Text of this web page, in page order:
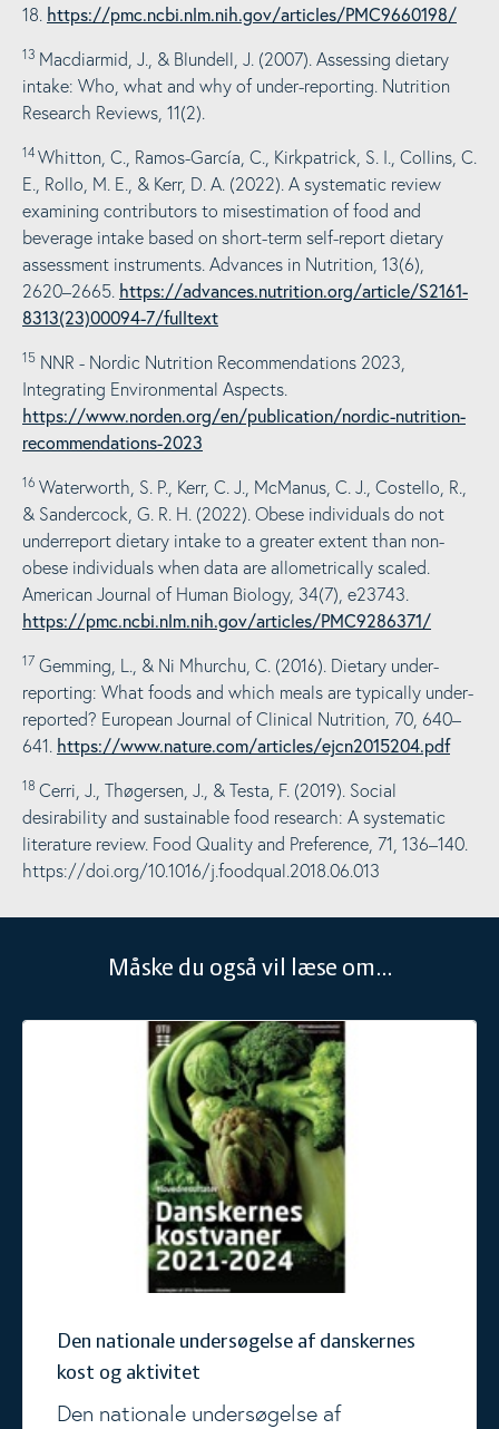
18. https://pmc.ncbi.nlm.nih.gov/articles/PMC9660198/
13 Macdiarmid, J., & Blundell, J. (2007). Assessing dietary
intake: Who, what and why of under-reporting. Nutrition
Research Reviews, 11(2).
14 Whitton, C., Ramos-García, C., Kirkpatrick, S. I., Collins, C.
E., Rollo, M. E., & Kerr, D. A. (2022). A systematic review
examining contributors to misestimation of food and
beverage intake based on short-term self-report dietary
assessment instruments. Advances in Nutrition, 13(6),
2620–2665. https://advances.nutrition.org/article/S2161-
8313(23)00094-7/fulltext
15 NNR - Nordic Nutrition Recommendations 2023,
Integrating Environmental Aspects.
https://www.norden.org/en/publication/nordic-nutrition-
recommendations-2023
16 Waterworth, S. P., Kerr, C. J., McManus, C. J., Costello, R.,
& Sandercock, G. R. H. (2022). Obese individuals do not
underreport dietary intake to a greater extent than non-
obese individuals when data are allometrically scaled.
American Journal of Human Biology, 34(7), e23743.
https://pmc.ncbi.nlm.nih.gov/articles/PMC9286371/
17 Gemming, L., & Ni Mhurchu, C. (2016). Dietary under-
reporting: What foods and which meals are typically under-
reported? European Journal of Clinical Nutrition, 70, 640–
641. https://www.nature.com/articles/ejcn2015204.pdf
18 Cerri, J., Thøgersen, J., & Testa, F. (2019). Social
desirability and sustainable food research: A systematic
literature review. Food Quality and Preference, 71, 136–140.
https://doi.org/10.1016/j.foodqual.2018.06.013
Måske du også vil læse om...
Den nationale undersøgelse af danskernes
kost og aktivitet
Den nationale undersøgelse af
Den nationale undersøgelse af danskernes kost og aktivitet